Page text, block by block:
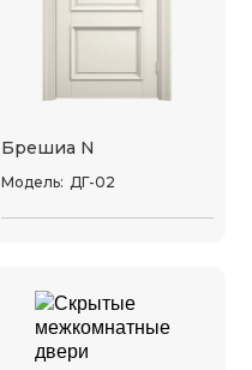
Брешиа N
Модель: ДГ-02